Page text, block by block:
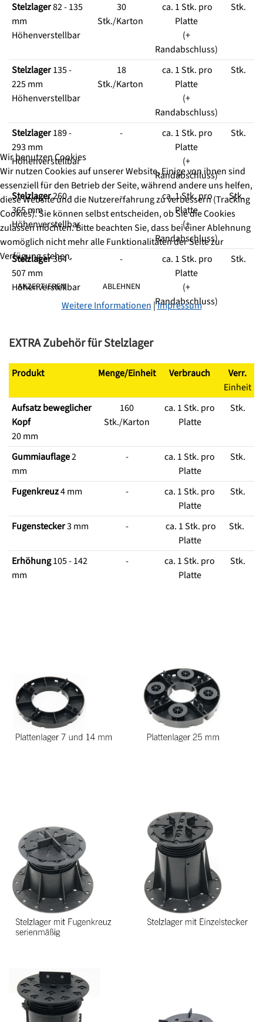
Stelzlager82 - 135
mm
Höhenverstellbar
30
Stk./Karton
ca. 1 Stk. pro
Platte
(+
Randabschluss)
Stk.
Stelzlager135 -
225 mm
Höhenverstellbar
18
Stk./Karton
ca. 1 Stk. pro
Platte
(+
Randabschluss)
Stk.
Stelzlager189 -
293 mm
Höhenverstellbar
-
ca. 1 Stk. pro
Platte
(+
Randabschluss)
Stk.
Stelzlager260 -
365 mm
Höhenverstellbar
-
ca. 1 Stk. pro
Platte
(+
Randabschluss)
Stk.
Stelzlager364 -
507 mm
Höhenverstellbar
-
ca. 1 Stk. pro
Platte
(+
Randabschluss)
Stk.
EXTRA Zubehör für Stelzlager
Produkt Menge/Einheit Verbrauch
Verr.
Einheit
Aufsatz beweglicher
Kopf
20 mm
160
Stk./Karton
ca. 1 Stk. pro
Platte
Stk.
Gummiauflage2
mm
-
ca. 1 Stk. pro
Platte
Stk.
Fugenkreuz4 mm -
ca. 1 Stk. pro
Platte
Stk.
Fugenstecker3 mm -
ca. 1 Stk. pro
Platte
Stk.
Erhöhung105 - 142
mm
-
ca. 1 Stk. pro
Platte
Stk.
Wir benutzen Cookies
Wir nutzen Cookies auf unserer Website. Einige von ihnen sind
essenziell für den Betrieb der Seite, während andere uns helfen,
diese Website und die Nutzererfahrung zu verbessern (Tracking
Cookies). Sie können selbst entscheiden, ob Sie die Cookies
zulassen möchten. Bitte beachten Sie, dass bei einer Ablehnung
womöglich nicht mehr alle Funktionalitäten der Seite zur
Verfügung stehen.
AKZEPTIEREN ABLEHNEN
Weitere Informationen |Impressum